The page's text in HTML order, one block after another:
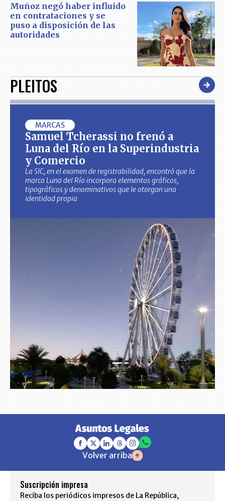
Muñoz negó haber influido
en contrataciones y se
puso a disposición de las
autoridades
PLEITOS
MARCAS
Samuel Tcherassi no frenó a
Luna del Río en la Superindustria
y Comercio
La SIC, en el examen de registrabilidad, encontró que la
marca Luna del Río incorpora elementos gráficos,
tipográficos y denominativos que le otorgan una
identidad propia
Volver arriba
Suscripción impresa
Reciba los periódicos impresos de La República,